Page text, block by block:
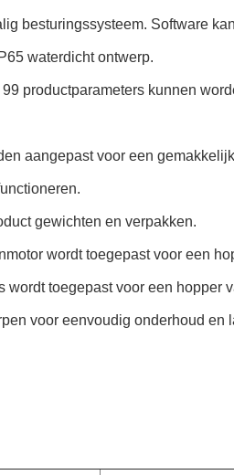
besturingssysteem. Software
waterdicht ontwerp.
productparameters kunnen
aangepast voor een
gewichten en verpakken.
wordt toegepast voor een
toegepast voor een hopper
voor eenvoudig onderhoud en